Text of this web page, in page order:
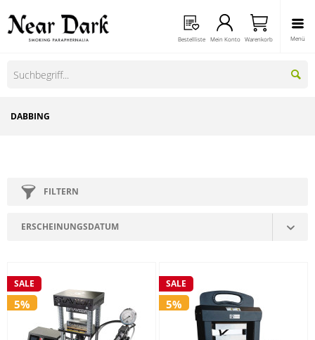
Menü
Bestellliste Mein Konto Warenkorb
DABBING
FILTERN
SALE
5%
SALE
5%